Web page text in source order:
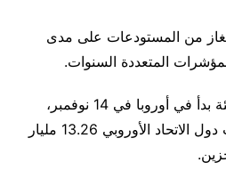
من المستودعات على مدى
المتعددة السنوات.
ويشار إلى أن موسم التدفئة بدأ في أوروبا في 14 نوفمبر،
ومنذ تلك اللحظة، استجرت دول الاتحاد الأوروبي 13.26 مليار